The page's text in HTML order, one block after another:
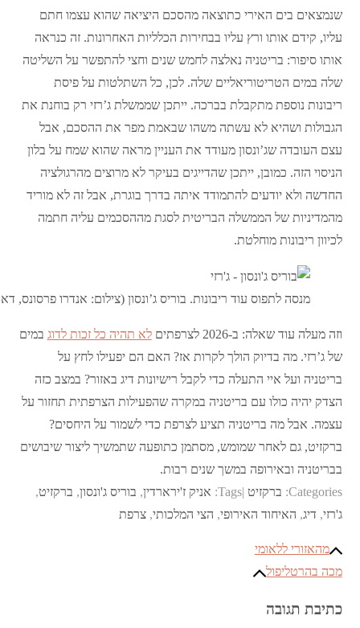
שנמצאים בים האירי כתוצאה מהסכם היציאה שהוא עצמו חתם
עליו, קידם אותו ורץ עליו בבחירות הכלליות האחרונות. זה כנראה
אותו סיפור: בריטניה נאלצה לחמש שנים וחצי להתפשר על השליטה
שלה במים הטריטוריאליים שלה. לכן, כל השתלטות על פיסת
ריבונות נוספת מתקבלת בברכה. ייתכן שממשלת ג’רזי רק בוחנת את
הגבולות ושהיא לא עשתה משהו שבאמת מפר את ההסכם, אבל
עצם העובדה שג’ונסון מעודד את העניין מראה שהוא שמח על בלון
הניסוי הזה. כמובן, ייתכן שהדייגים בעיקר לא מרוצים מהרגולציה
החדשה ולא יודעים להתמודד איתה בדרך בוגרת, אבל זה לא מוריד
מהמדיניות של הממשלה הבריטית לסגת מההסכמים עליה חתמה
לכיוון ריבונות מוחלטת.
מנסה לתפוס עוד ריבונות. בוריס ג’ונסון (צילום: אנדרו פרסונס,
וזה מעלה עוד שאלה: ב-2026 לצרפתים לא תהיה כל זכות לדוג במים
של ג’רזי. מה בדיוק הולך לקרות אז? האם הם יפעילו לחץ על
בריטניה ועל איי התעלה כדי לקבל רישיונות דיג באזור? במצב כזה
הצדק יהיה כולו עם בריטניה במקרה שהפעילות הצרפתית תחזור על
עצמה. אבל מה בריטניה תציע לצרפת כדי לשמור על היחסים?
ברקזיט, גם לאחר שמומש, מסתמן כתופעה שתמשיך ליצור שיבושים
בבריטניה ובאירופה במשך שנים רבות.
Categories: ברקזיט Tags: אניק ז'ירארדין, בוריס ג'ונסון, ברקזיט,
ג'רזי, דיג, האיחוד האירופי, הצי המלכותי,צרפת
ניווט
מהאזורי ללאומי
מכה בהרטליפול
כתיבת תגובה